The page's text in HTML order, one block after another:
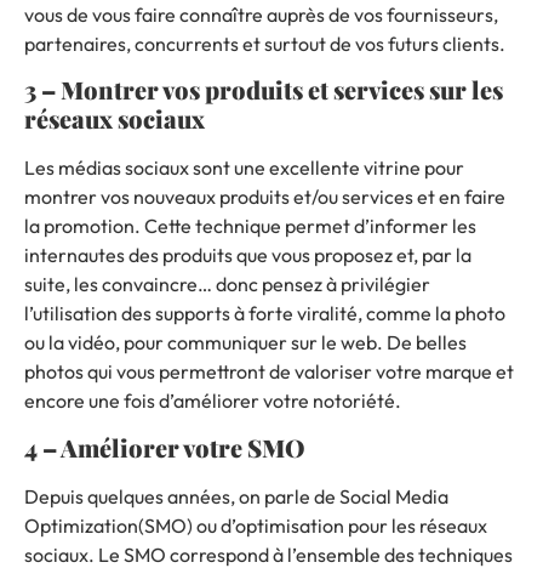
vous de vous faire connaître auprès de vos fournisseurs,
partenaires, concurrents et surtout de vos futurs clients.
3 – Montrer vos produits et services sur les
réseaux sociaux
Les médias sociaux sont une excellente vitrine pour
montrer vos nouveaux produits et/ou services et en faire
la promotion. Cette technique permet d’informer les
internautes des produits que vous proposez et, par la
suite, les convaincre… donc pensez à privilégier
l’utilisation des supports à forte viralité, comme la photo
ou la vidéo, pour communiquer sur le web. De belles
photos qui vous permettront de valoriser votre marque et
encore une fois d’améliorer votre notoriété.
4 – Améliorer votre SMO
Depuis quelques années,on parle de Social Media
Optimization(SMO) ou d’optimisation pour les réseaux
sociaux. Le SMO correspond à l’ensemble des techniques